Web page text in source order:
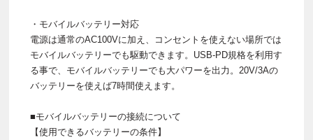
・モバイルバッテリー対応
電源は通常のAC100Vに加え、コンセントを使えない場所では
モバイルバッテリーでも駆動できます。USB-PD規格を利用す
る事で、モバイルバッテリーでも大パワーを出力。20V/3Aの
バッテリーを使えば7時間使えます。
■モバイルバッテリーの接続について
【使用できるバッテリーの条件】